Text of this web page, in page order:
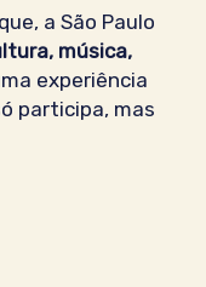
a São Paulo
música,
experiência
participa, mas